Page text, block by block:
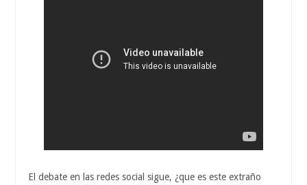
El debate en las redes social sigue, ¿que es este extraño